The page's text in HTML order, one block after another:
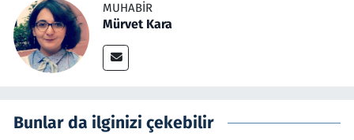
MUHABIR
Mürvet Kara
Bunlar da ilginizi çekebilir